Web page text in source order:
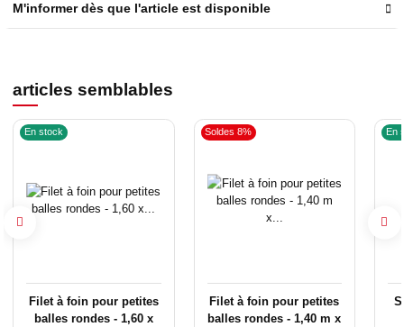
M'informer dès que l'article est disponible
articles semblables
En stock
Filet à foin pour petites
balles rondes - 1,60 x
Soldes 8%
Filet à foin pour petites
balles rondes - 1,40 m x
En